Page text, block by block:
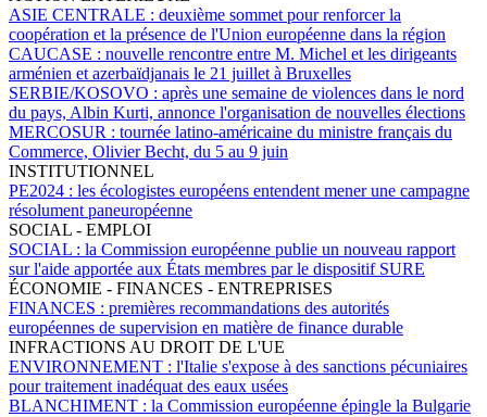
ASIE CENTRALE : deuxième sommet pour renforcer la
coopération et la présence de l'Union européenne dans la région
CAUCASE : nouvelle rencontre entre M. Michel et les dirigeants
arménien et azerbaïdjanais le 21 juillet à Bruxelles
SERBIE/KOSOVO : après une semaine de violences dans le nord
du pays, Albin Kurti, annonce l'organisation de nouvelles élections
MERCOSUR : tournée latino-américaine du ministre français du
Commerce, Olivier Becht, du 5 au 9 juin
INSTITUTIONNEL
PE2024 : les écologistes européens entendent mener une campagne
résolument paneuropéenne
SOCIAL - EMPLOI
SOCIAL : la Commission européenne publie un nouveau rapport
sur l'aide apportée aux États membres par le dispositif SURE
ÉCONOMIE - FINANCES - ENTREPRISES
FINANCES : premières recommandations des autorités
européennes de supervision en matière de finance durable
INFRACTIONS AU DROIT DE L'UE
ENVIRONNEMENT : l'Italie s'expose à des sanctions pécuniaires
pour traitement inadéquat des eaux usées
BLANCHIMENT : la Commission européenne épingle la Bulgarie